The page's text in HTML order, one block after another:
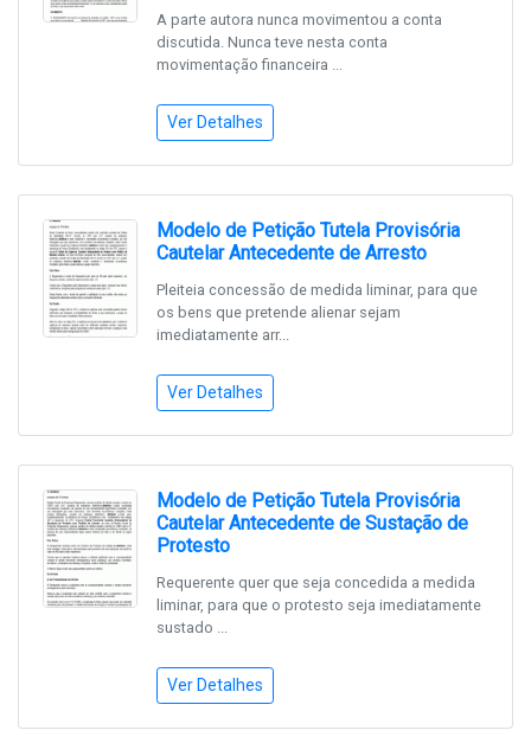
A parte autora nunca movimentou a conta
discutida. Nunca teve nesta conta
movimentação financeira ...
Ver Detalhes
Modelo de Petição Tutela Provisória
Cautelar Antecedente de Arresto
Pleiteia concessão de medida liminar, para que
os bens que pretende alienar sejam
imediatamente arr...
Ver Detalhes
Modelo de Petição Tutela Provisória
Cautelar Antecedente de Sustação de
Protesto
Requerente quer que seja concedida a medida
liminar, para que o protesto seja imediatamente
sustado ...
Ver Detalhes